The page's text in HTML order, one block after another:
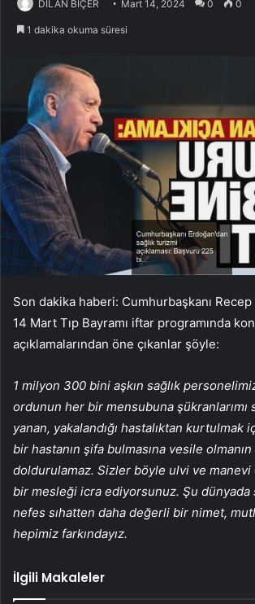
DİLAN BİÇER Mart 14, 2024 0 0
1 dakika okuma süresi
Son dakika haberi: Cumhurbaşkanı
14 Mart Tıp Bayramı iftar programında
açıklamalarından öne çıkanlar şöyle:
1 milyon 300 bini aşkın sağlık
ordunun her bir mensubuna şükranlarımı
yanan, yakalandığı hastalıktan kurtulmak
bir hastanın şifa bulmasına vesile
doldurulamaz. Sizler böyle ulvi ve
bir mesleği icra ediyorsunuz. Şu dünyada
nefes sıhatten daha değerli bir nimet,
hepimiz farkındayız.
İlgili Makaleler